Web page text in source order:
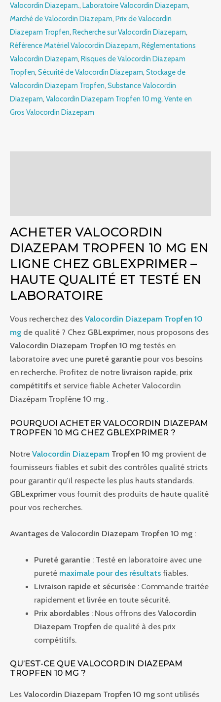
Valocordin Diazepam., Laboratoire Valocordin Diazepam,
Marché de Valocordin Diazepam, Prix de Valocordin
Diazepam Tropfen, Recherche sur Valocordin Diazepam,
Référence Matériel Valocordin Diazepam, Réglementations
Valocordin Diazepam, Risques de Valocordin Diazepam
Tropfen, Sécurité de Valocordin Diazepam, Stockage de
Valocordin Diazepam Tropfen, Substance Valocordin
Diazepam, Valocordin Diazepam Tropfen 10 mg, Vente en
Gros Valocordin Diazepam
ACHETER VALOCORDIN
DIAZEPAM TROPFEN 10 MG EN
LIGNE CHEZ GBLEXPRIMER –
HAUTE QUALITÉ ET TESTÉ EN
LABORATOIRE
Vous recherchez des Valocordin Diazepam Tropfen 10
mg de qualité ? Chez GBLexprimer, nous proposons des
Valocordin Diazepam Tropfen 10 mg testés en
laboratoire avec une pureté garantie pour vos besoins
en recherche. Profitez de notre livraison rapide, prix
compétitifs et service fiable Acheter Valocordin
Diazépam Tropfène 10 mg .
POURQUOI ACHETER VALOCORDIN DIAZEPAM
TROPFEN 10 MG CHEZ GBLEXPRIMER ?
Notre Valocordin Diazepam Tropfen 10 mg provient de
fournisseurs fiables et subit des contrôles qualité stricts
pour garantir qu’il respecte les plus hauts standards.
GBLexprimervous fournit des produits de haute qualité
pour vos recherches.
Avantages de Valocordin Diazepam Tropfen 10 mg :
Pureté garantie : Testé en laboratoire avec une
pureté maximale pour des résultats fiables.
Livraison rapide et sécurisée : Commande traitée
rapidement et livrée en toute sécurité.
Prix abordables : Nous offrons desValocordin
Diazepam Tropfen de qualité à des prix
compétitifs.
QU’EST-CE QUE VALOCORDIN DIAZEPAM
TROPFEN 10 MG ?
Les Valocordin Diazepam Tropfen 10 mg sont utilisés